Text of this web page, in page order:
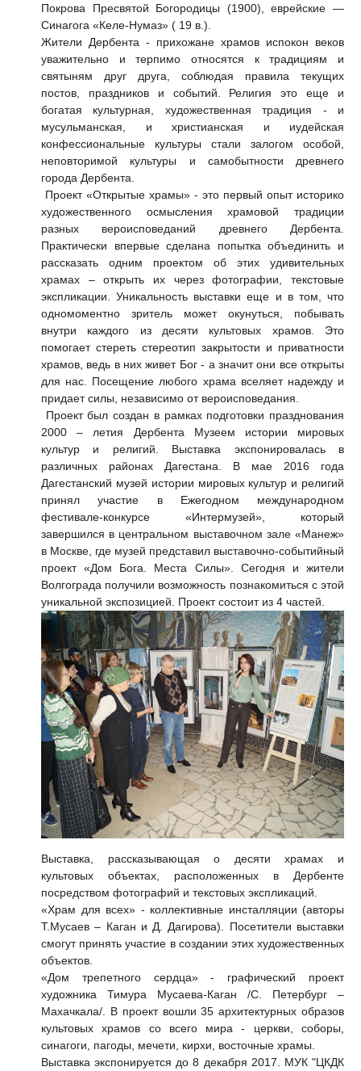
Покрова Пресвятой Богородицы (1900), еврейские —
Синагога «Келе-Нумаз» ( 19 в.).
Жители Дербента - прихожане храмов испокон веков
уважительно и терпимо относятся к традициям и
святыням друг друга, соблюдая правила текущих
постов, праздников и событий. Религия это еще и
богатая культурная, художественная традиция - и
мусульманская, и христианская и иудейская
конфессиональные культуры стали залогом особой,
неповторимой культуры и самобытности древнего
города Дербента.
Проект «Открытые храмы» - это первый опыт историко
художественного осмысления храмовой традиции
разных вероисповеданий древнего Дербента.
Практически впервые сделана попытка объединить и
рассказать одним проектом об этих удивительных
храмах – открыть их через фотографии, текстовые
экспликации. Уникальность выставки еще и в том, что
одномоментно зритель может окунуться, побывать
внутри каждого из десяти культовых храмов. Это
помогает стереть стереотип закрытости и приватности
храмов, ведь в них живет Бог - а значит они все открыты
для нас. Посещение любого храма вселяет надежду и
придает силы, независимо от вероисповедания.
Проект был создан в рамках подготовки празднования
2000 – летия Дербента Музеем истории мировых
культур и религий. Выставка экспонировалась в
различных районах Дагестана. В мае 2016 года
Дагестанский музей истории мировых культур и религий
принял участие в Ежегодном международном
фестивале-конкурсе «Интермузей», который
завершился в центральном выставочном зале «Манеж»
в Москве, где музей представил выставочно-событийный
проект «Дом Бога. Места Силы». Сегодня и жители
Волгограда получили возможность познакомиться с этой
уникальной экспозицией. Проект состоит из 4 частей.
Выставка, рассказывающая о десяти храмах и
культовых объектах, расположенных в Дербенте
посредством фотографий и текстовых экспликаций.
«Храм для всех» - коллективные инсталляции (авторы
Т.Мусаев – Каган и Д. Дагирова). Посетители выставки
смогут принять участие в создании этих художественных
объектов.
«Дом трепетного сердца» - графический проект
художника Тимура Мусаева-Каган /С. Петербург –
Махачкала/. В проект вошли 35 архитектурных образов
культовых храмов со всего мира - церкви, соборы,
синагоги, пагоды, мечети, кирхи, восточные храмы.
Выставка экспонируется до 8 декабря 2017. МУК "ЦКДК